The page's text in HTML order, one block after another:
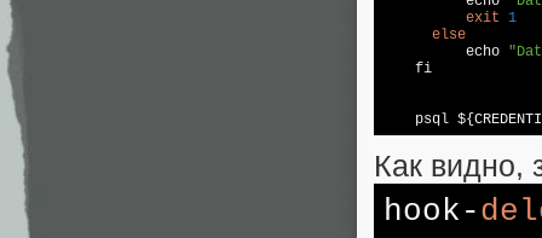
exit
1
else
          echo
    fi
psql
Как видно,
hook-